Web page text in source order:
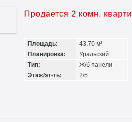
Продается 2 комн.
Площадь:
43.70 м²
Планировка:
Уральский
Тип:
Ж/б панели
Этаж/эт-ть:
2/5